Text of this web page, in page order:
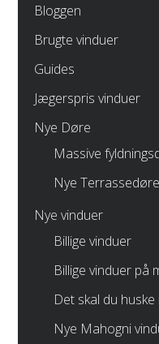
Bloggen
Brugte vinduer
Guides
Jægerspris vinduer
Nye Døre
Massive
Nye Terrassedøre
Nye vinduer
Billige vinduer
Billige vinduer på
Det skal du
Nye Mahogni